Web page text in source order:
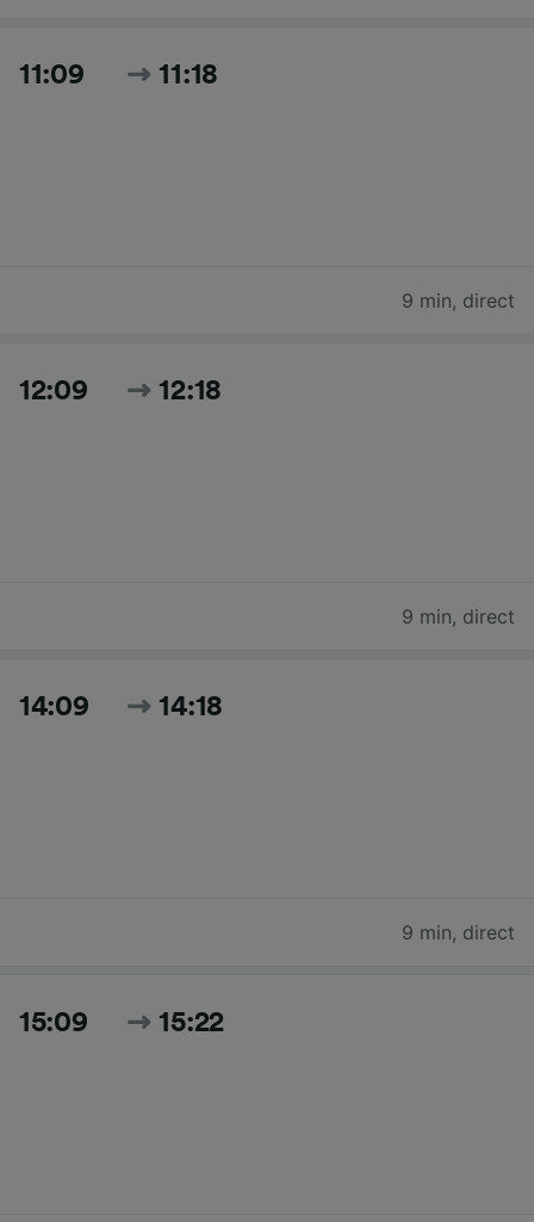
11:09 11:18
9 min, direct
12:09 12:18
9 min, direct
14:09 14:18
9 min, direct
15:09 15:22